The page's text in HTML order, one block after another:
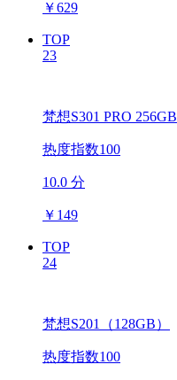
￥629
TOP
23
梵想S301 PRO 256GB
热度指数100
10.0 分
￥ 149
TOP
24
梵想S201（128GB）
热度指数100